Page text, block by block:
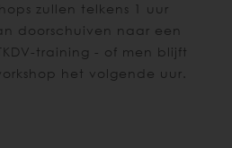
zullen telkens 1 uur
doorschuiven naar een
training - of men blijft
het volgende uur.